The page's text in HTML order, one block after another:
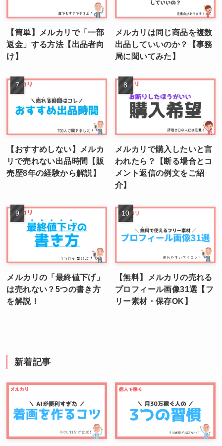
【簡単】メルカリで「一部
返金」する方法【出品者向
け】
メルカリは同じ商品を複数
出品していいのか？【事務
局に聞いてみた】
【おすすめしない】メルカ
リで売れない出品時間【販
売歴8年の経験から解説】
メルカリで購入したいと言
われたら？【断る場合とコ
メント返信の例文をご紹
介】
メルカリの「最終値下げ」
は売れない？5つの書き方
を解説！
【無料】メルカリの売れる
プロフィール画像31選【フ
リー素材・保存OK】
新着記事